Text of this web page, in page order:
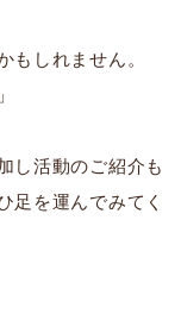
しれません。
し活動のご紹介も
足を運んでみてく